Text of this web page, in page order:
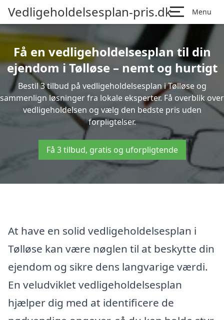
Vedligeholdelsesplan-pris.dk Menu
Få en vedligeholdelsesplan til din
ejendom i Tølløse – nemt og hurtigt
Bestil 3 tilbud på vedligeholdelsesplan i Tølløse og
sammenlign løsninger fra lokale eksperter. Få overblik over
vedligeholdelsen og vælg den bedste pris uden
forpligtelser.
Få 3 tilbud, gratis og uforpligtende
At have en solid vedligeholdelsesplan i
Tølløse kan være nøglen til at beskytte din
ejendom og sikre dens langvarige værdi.
En veludviklet vedligeholdelsesplan
hjælper dig med at identificere de